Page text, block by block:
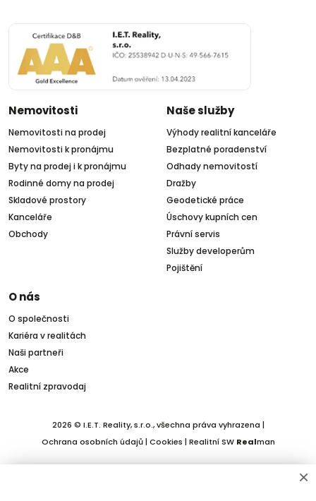
Nemovitosti
Nemovitosti na prodej
Nemovitosti k pronájmu
Byty na prodej i k pronájmu
Rodinné domy na prodej
Skladové prostory
Kanceláře
Obchody
Naše služby
Výhody realitní kanceláře
Bezplatné poradenství
Odhady nemovitostí
Dražby
Geodetické práce
Úschovy kupních cen
Právní servis
Služby developerům
Pojištění
O nás
O společnosti
Kariéra v realitách
Naši partneři
Akce
Realitní zpravodaj
2026 © I.E.T. Reality, s.r.o., všechna práva vyhrazena |
Ochrana osobních údajů| Cookies | Realitní SW Realman
×